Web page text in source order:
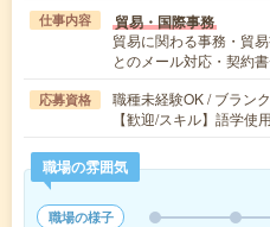
仕事内容 貿易・国際事務
貿易に関わる事務・貿
とのメール対応・契約
応募資格
職種未経験OK / ブラン
【歓迎/スキル】語学使
職場の雰囲気
職場の様子